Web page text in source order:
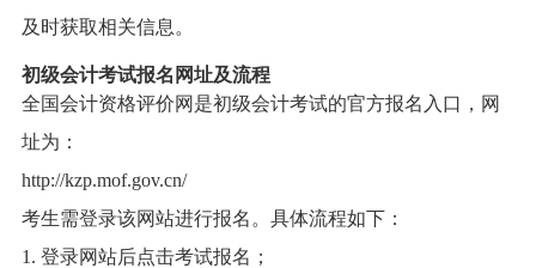
及时获取相关信息。
初级会计考试报名网址及流程
全国会计资格评价网是初级会计考试的官方报名入口，网
址为：
http://kzp.mof.gov.cn/
考生需登录该网站进行报名。具体流程如下：
1. 登录网站后点击考试报名；